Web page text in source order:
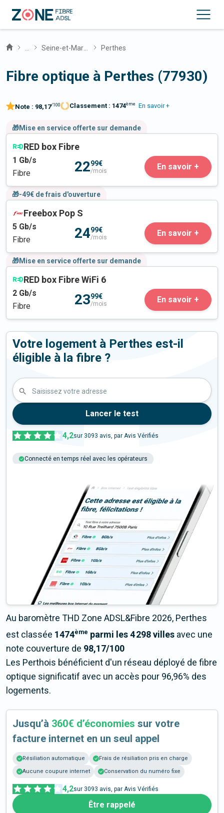
Perthes
Fibre optique à Perthes (77930)
Note : 98,17/100 Classement : 1474ème En savoir +
🎁Mise en service offerte sur demande
RED box Fibre
1 Gb/s
Fibre
2299€
/mois En savoir +
🎁-49€ de frais d'ouverture
Freebox Pop S
5 Gb/s
Fibre
2499€
/mois En savoir +
🎁Mise en service offerte sur demande
RED box Fibre WiFi 6
2 Gb/s
Fibre
2399€
/mois En savoir +
Votre logement à Perthes est-il
éligible à la fibre ?
Saisissez votre adresse
Lancer le test
4,2sur 3093 avis, par Avis Vérifiés
Connecté en temps réel avec les opérateurs
Au baromètre THD Zone ADSL&Fibre 2026, Perthes
est classée 1474ème parmi les 4 298 villes avec une
note couverture de 98,17/100
Les Perthois bénéficient d'un réseau déployé de fibre
optique significatif avec un accès pour 96,96% des
logements.
Jusqu’à 360€ d’économies sur votre
facture internet en un seul appel
Résiliation automatique
Frais de résiliation pris en charge
Aucune coupure internet
Conservation du numéro fixe
4,2sur 3093 avis, par Avis Vérifiés
Être rappelé